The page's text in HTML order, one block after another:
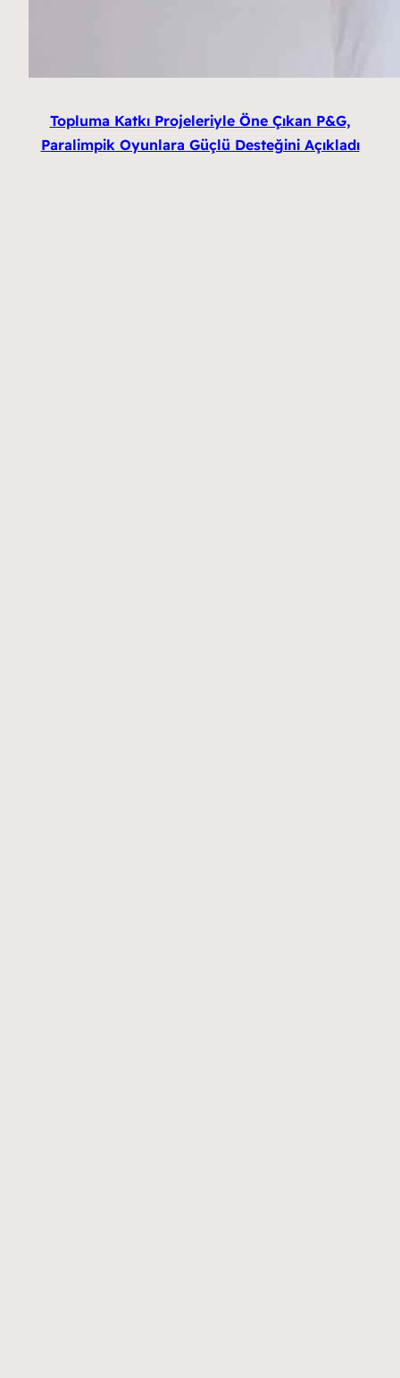
Topluma Katkı Projeleriyle Öne Çıkan P&G,
Paralimpik Oyunlara Güçlü Desteğini Açıkladı